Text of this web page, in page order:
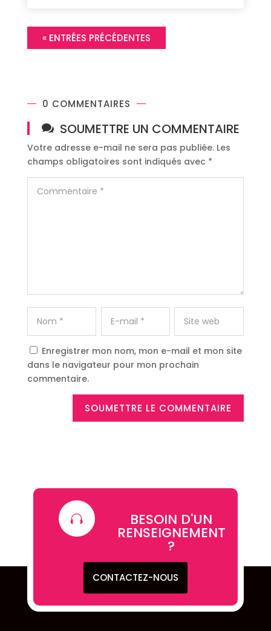
« ENTRÉES PRÉCÉDENTES
0 COMMENTAIRES
SOUMETTRE UN COMMENTAIRE
Votre adresse e-mail ne sera pas publiée. Les
champs obligatoires sont indiqués avec *
Enregistrer mon nom, mon e-mail et mon site
dans le navigateur pour mon prochain
commentaire.
SOUMETTRE LE COMMENTAIRE
 BESOIN D'UN
RENSEIGNEMENT
?
CONTACTEZ-NOUS